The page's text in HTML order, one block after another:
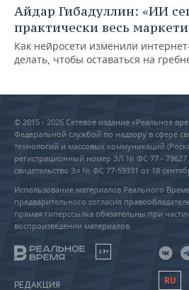
Айдар Гибадуллин: «ИИ
практически весь
Как нейросети изменили
делать, чтобы оставаться на
© 2015 - 2026 Сетевое издание «Реальное
Федеральной службой по надзору в сфере
технологий и массовых коммуникаций
регистрационный номер ЭЛ № ФС 77 - 79627
свидетельство Эл № ФС 77-59331 от 18
Использование материалов Реального
предварительного согласия
прямая гиперссылка обязательны при
воспроизведении материалов.
18+
РЕДАКЦИЯ RU